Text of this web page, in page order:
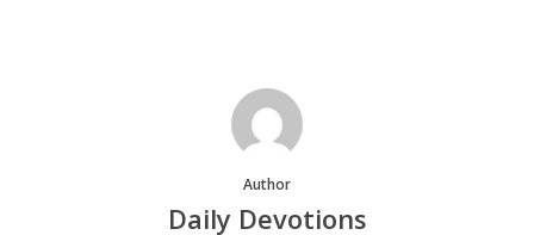
Author
Daily Devotions